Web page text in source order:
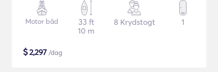
Motor båd
33 ft
10 m
8 Krydstogt 1
$2,297 /dag